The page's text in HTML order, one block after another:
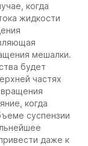
когда
жидкости
мешалки.
будет
частях
когда
суспензии
даже к